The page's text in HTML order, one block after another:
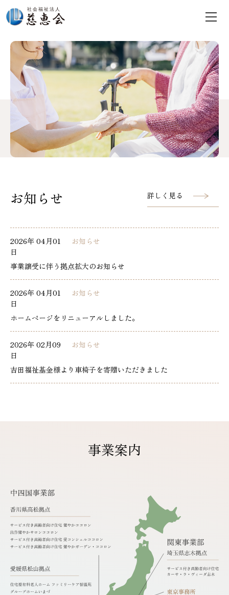
お知らせ 詳しく見る
2026年 04月01
日
お知らせ
事業譲受に伴う拠点拡大のお知らせ
2026年 04月01
日
お知らせ
ホームページをリニューアルしました。
2026年 02月09
日
お知らせ
吉田福祉基金様より車椅子を寄贈いただきました
事業案内